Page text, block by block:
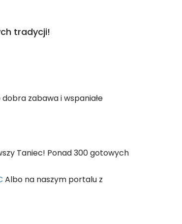
tradycji!
zabawa i wspaniałe
Taniec! Ponad 300 gotowych
Albo na naszym portalu z